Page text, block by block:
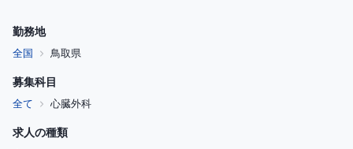
勤務地
全国 鳥取県
募集科目
全て 心臓外科
求人の種類